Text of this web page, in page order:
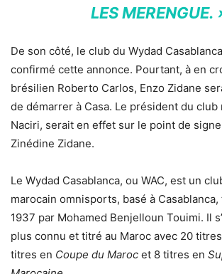
LES MERENGUE.
De son côté, le club du Wydad
confirmé cette annonce. Pourtant, à en
brésilien Roberto Carlos, Enzo Zidane
de démarrer à Casa. Le président du club
Naciri, serait en effet sur le point de
Zinédine Zidane.
Le Wydad Casablanca, ou WAC, est un
marocain omnisports, basé à
1937 par Mohamed Benjelloun Touimi. Il
plus connu et titré au Maroc avec 20
titres en Coupe du Maroc et 8 titres en